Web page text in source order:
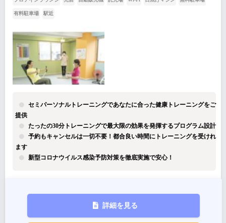
有料駐車場 駅近
セミパーソナルトレーニングであなたに合った健康トレーニングをご
提供
たったの30分トレーニングで最大限の効果を発揮するプログラム設計
予約もキャンセルは一切不要！都合良い時間にトレーニングを受けれ
ます
新型コロナウイルス感染予防対策を徹底実施で安心！
詳細を見る